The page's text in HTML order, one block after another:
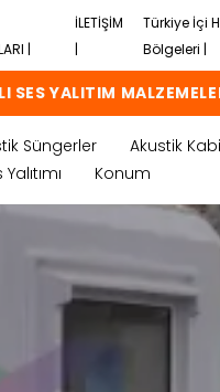
|
İLETİŞİM
|
Türkiye İçi
Bölgeleri |
SES YALITIM
Süngerler Akustik
Konum